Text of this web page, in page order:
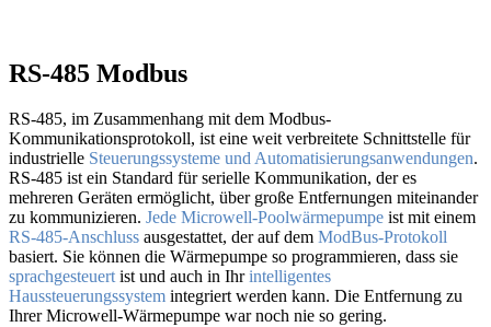
RS-485 Modbus
RS-485, im Zusammenhang mit dem Modbus-
Kommunikationsprotokoll, ist eine weit verbreitete Schnittstelle für
industrielle Steuerungssysteme und Automatisierungsanwendungen.
RS-485 ist ein Standard für serielle Kommunikation, der es
mehreren Geräten ermöglicht, über große Entfernungen miteinander
zu kommunizieren. Jede Microwell-Poolwärmepumpe ist mit einem
RS-485-Anschluss ausgestattet, der auf dem ModBus-Protokoll
basiert. Sie können die Wärmepumpe so programmieren, dass sie
sprachgesteuertist und auch in Ihrintelligentes
Haussteuerungssystem integriert werden kann. Die Entfernung zu
Ihrer Microwell-Wärmepumpe war noch nie so gering.